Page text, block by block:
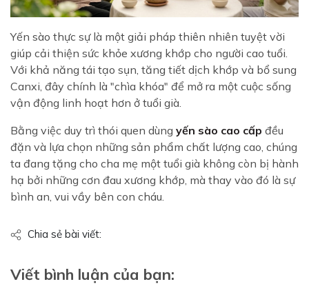
Yến sào thực sự là một giải pháp thiên nhiên tuyệt vời
giúp cải thiện sức khỏe xương khớp cho người cao tuổi.
Với khả năng tái tạo sụn, tăng tiết dịch khớp và bổ sung
Canxi, đây chính là "chìa khóa" để mở ra một cuộc sống
vận động linh hoạt hơn ở tuổi già.
Bằng việc duy trì thói quen dùng yến sào cao cấp đều
đặn và lựa chọn những sản phẩm chất lượng cao, chúng
ta đang tặng cho cha mẹ một tuổi già không còn bị hành
hạ bởi những cơn đau xương khớp, mà thay vào đó là sự
bình an, vui vầy bên con cháu.
Chia sẻ bài viết:
Viết bình luận của bạn: